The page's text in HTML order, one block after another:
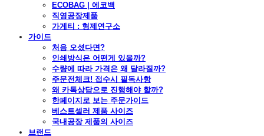
ECOBAG | 에코백
직영공장제품
가게티 : 형제연구소
가이드
처음 오셨다면?
인쇄방식은 어떤게 있을까?
수량에 따라 가격은 왜 달라질까?
주문전체크! 접수시 필독사항
왜 카톡상담으로 진행해야 할까?
한페이지로 보는 주문가이드
베스트셀러 제품 사이즈
국내공장 제품의 사이즈
브랜드